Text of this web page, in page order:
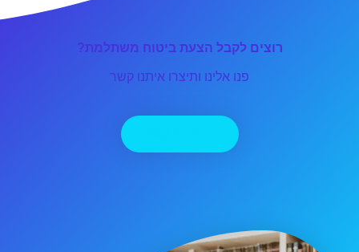
רוצים לקבל הצעת ביטוח משתלמת?
פנו אלינו ותיצרו איתנו קשר